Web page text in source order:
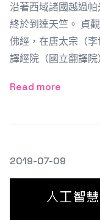
沿著西域諸國越過
終於到達天竺。 貞
佛經，在唐太宗（
譯經院（國立翻譯院
Read more
發文於
2019-07-09